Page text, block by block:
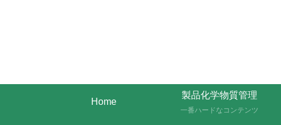
Home
製品化学物質管理
一番ハードなコンテンツ